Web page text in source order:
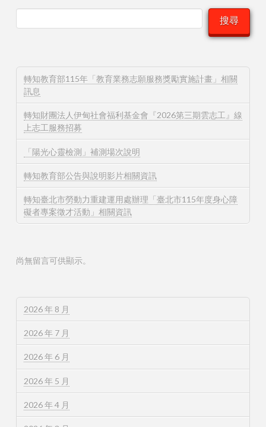
搜尋
轉知教育部115年「教育業務志願服務獎勵實施計畫」相關
訊息
轉知財團法人伊甸社會福利基金會『2026第三期雲志工』線
上志工服務招募
「陽光心靈檢測」補測場次說明
轉知教育部公告與說明影片相關資訊
轉知臺北市勞動力重建運用處辦理「臺北市115年度身心障
礙者專案徵才活動」相關資訊
尚無留言可供顯示。
2026 年 8 月
2026 年 7 月
2026 年 6 月
2026 年 5 月
2026 年 4 月